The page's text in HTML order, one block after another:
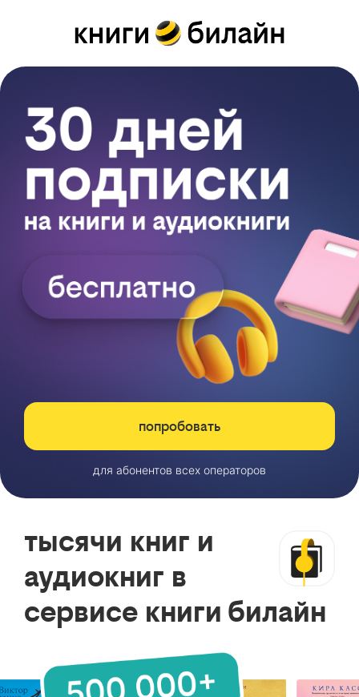
попробовать
для абонентов всех операторов
тысячи книг и
аудиокниг в
сервисе книги билайн